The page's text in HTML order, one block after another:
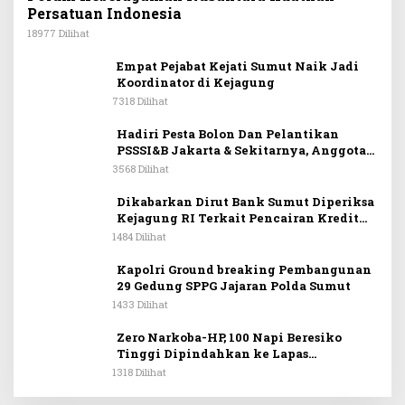
Persatuan Indonesia
18977 Dilihat
Empat Pejabat Kejati Sumut Naik Jadi
Koordinator di Kejagung
7318 Dilihat
Hadiri Pesta Bolon Dan Pelantikan
PSSSI&B Jakarta & Sekitarnya, Anggota
DPR RI Kombes. Pol. (Purn). Dr. Maruli
Simanjuntak Dapat Berkontribusi
Membangun Bangsa
3568 Dilihat
Dikabarkan Dirut Bank Sumut Diperiksa
Kejagung RI Terkait Pencairan Kredit
PT Sritex
1484 Dilihat
Kapolri Ground breaking Pembangunan
29 Gedung SPPG Jajaran Polda Sumut
1433 Dilihat
Zero Narkoba-HP, 100 Napi Beresiko
Tinggi Dipindahkan ke Lapas
Nusakambangan
1318 Dilihat